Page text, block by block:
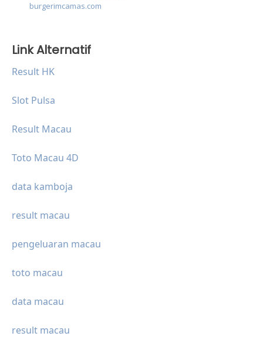
burgerimcamas.com
Link Alternatif
Result HK
Slot Pulsa
Result Macau
Toto Macau 4D
data kamboja
result macau
pengeluaran macau
toto macau
data macau
result macau